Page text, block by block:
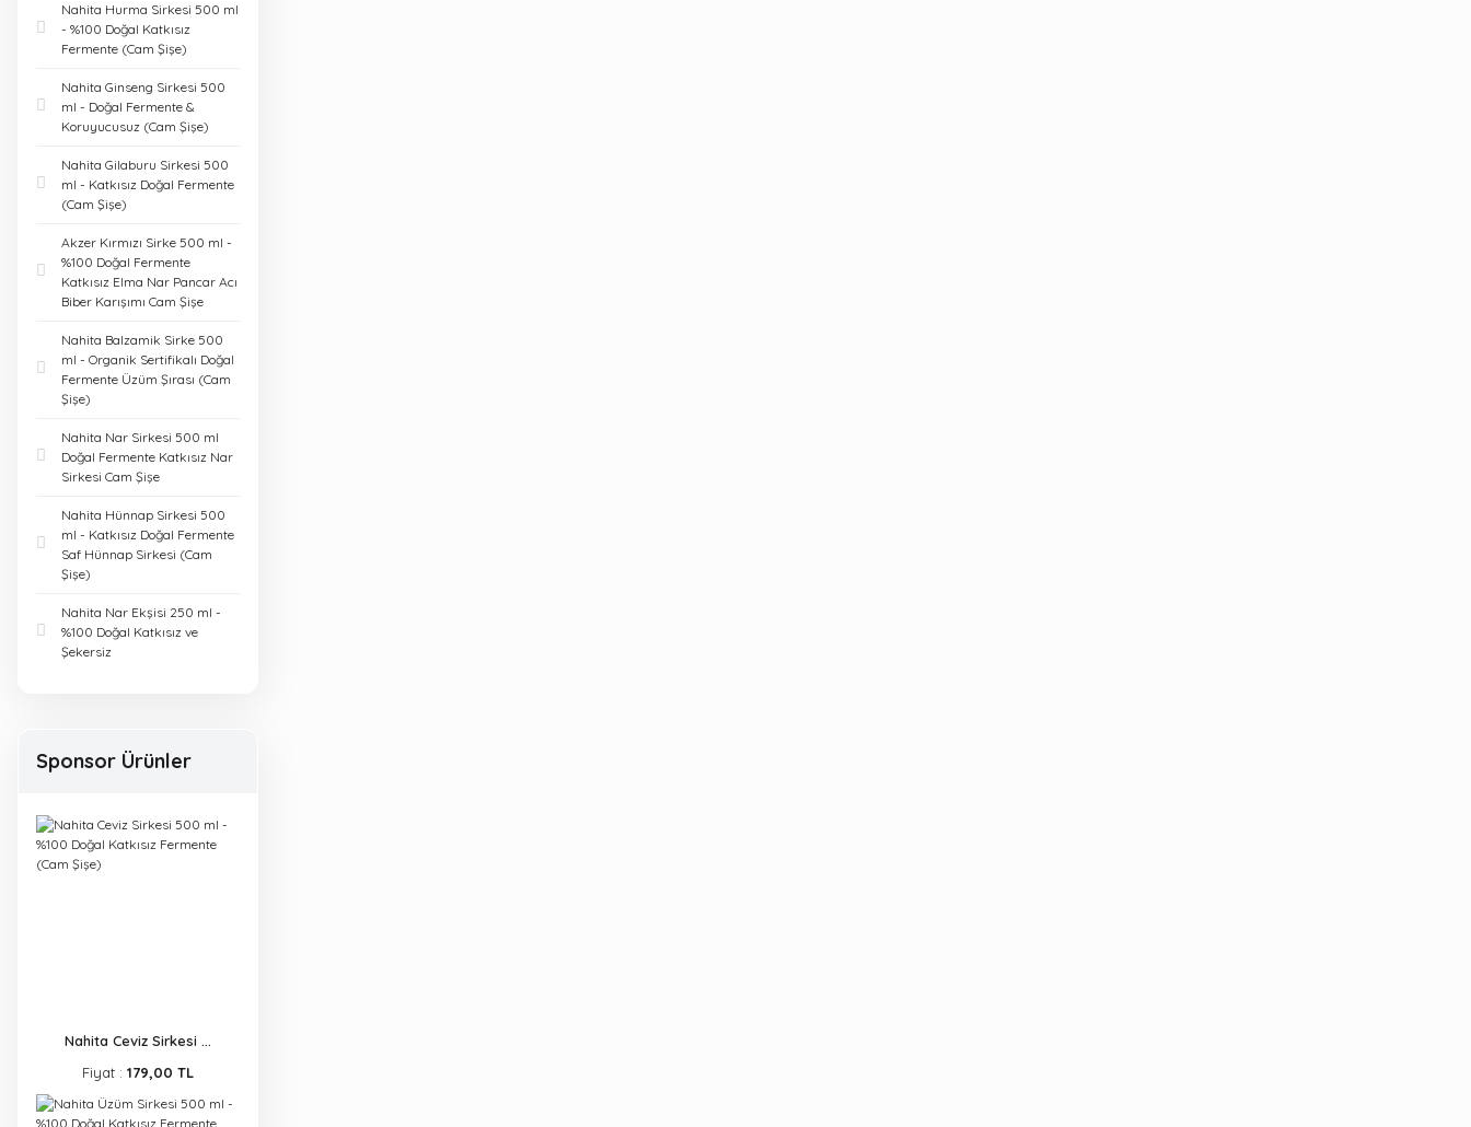
Nahita Hurma Sirkesi 500 ml
- %100 Doğal Katkısız
Fermente (Cam Şişe)
Nahita Ginseng Sirkesi 500
ml - Doğal Fermente &
Koruyucusuz (Cam Şişe)
Nahita Gilaburu Sirkesi 500
ml - Katkısız Doğal Fermente
(Cam Şişe)
Akzer Kırmızı Sirke 500 ml -
%100 Doğal Fermente
Katkısız Elma Nar Pancar Acı
Biber Karışımı Cam Şişe
Nahita Balzamik Sirke 500
ml - Organik Sertifikalı Doğal
Fermente Üzüm Şırası (Cam
Şişe)
Nahita Nar Sirkesi 500 ml
Doğal Fermente Katkısız Nar
Sirkesi Cam Şişe
Nahita Hünnap Sirkesi 500
ml - Katkısız Doğal Fermente
Saf Hünnap Sirkesi (Cam
Şişe)
Nahita Nar Ekşisi 250 ml -
%100 Doğal Katkısız ve
Şekersiz
Sponsor Ürünler
Nahita Ceviz Sirkesi ...
Fiyat : 179,00 TL